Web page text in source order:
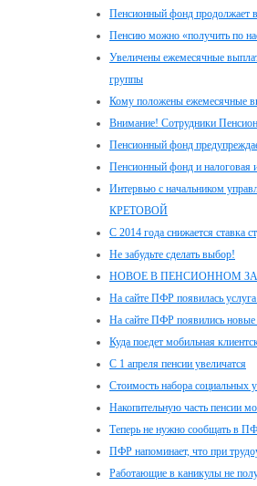
Пенсионный фонд продолжает
Пенсию можно «получить по
Увеличены ежемесячные
группы
Кому положены ежемесячные
Внимание! Сотрудники
Пенсионный фонд
Пенсионный фонд и налоговая
Интервью с начальником
КРЕТОВОЙ
С 2014 года снижается ставка
Не забудьте сделать выбор!
НОВОЕ В ПЕНСИОННОМ
На сайте ПФР появилась
На сайте ПФР появились новые
Куда поедет мобильная
С 1 апреля пенсии увеличатся
Стоимость набора социальных
Накопительную часть пенсии
Теперь не нужно сообщать в
ПФР напоминает, что при
Работающие в каникулы не